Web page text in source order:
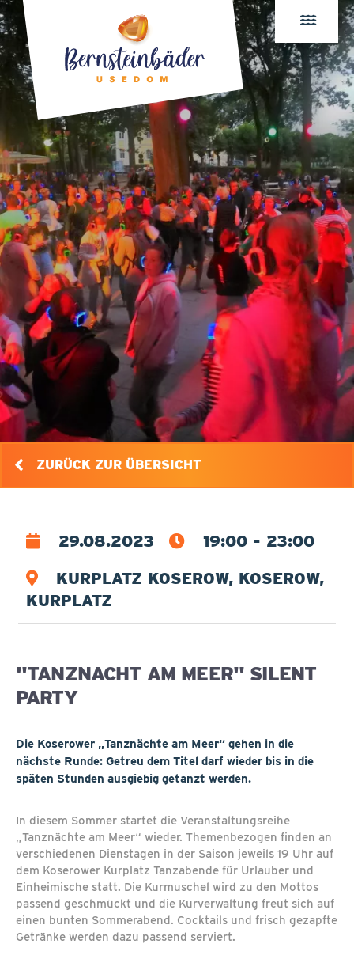
ZURÜCK ZUR ÜBERSICHT
29.08.2023
19:00 - 23:00
KURPLATZ KOSEROW, KOSEROW,
KURPLATZ
"TANZNACHT AM MEER" SILENT
PARTY
Die Koserower „Tanznächte am Meer“ gehen in die
nächste Runde: Getreu dem Titel darf wieder bis in die
späten Stunden ausgiebig getanzt werden.
In diesem Sommer startet die Veranstaltungsreihe
„Tanznächte am Meer“ wieder. Themenbezogen finden an
verschiedenen Dienstagen in der Saison jeweils 19 Uhr auf
dem Koserower Kurplatz Tanzabende für Urlauber und
Einheimische statt. Die Kurmuschel wird zu den Mottos
passend geschmückt und die Kurverwaltung freut sich auf
einen bunten Sommerabend. Cocktails und frisch gezapfte
Getränke werden dazu passend serviert.